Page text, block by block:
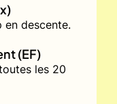
en descente.
(EF)
les 20